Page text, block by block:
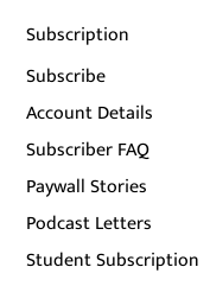
Subscription
Subscribe
Account Details
Subscriber FAQ
Paywall Stories
Podcast Letters
Student Subscription